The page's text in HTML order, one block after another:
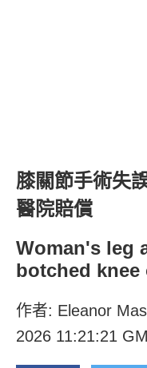
膝關節手術失
醫院賠償
Woman's leg
botched knee
作者: Eleanor
2026 11:21:21